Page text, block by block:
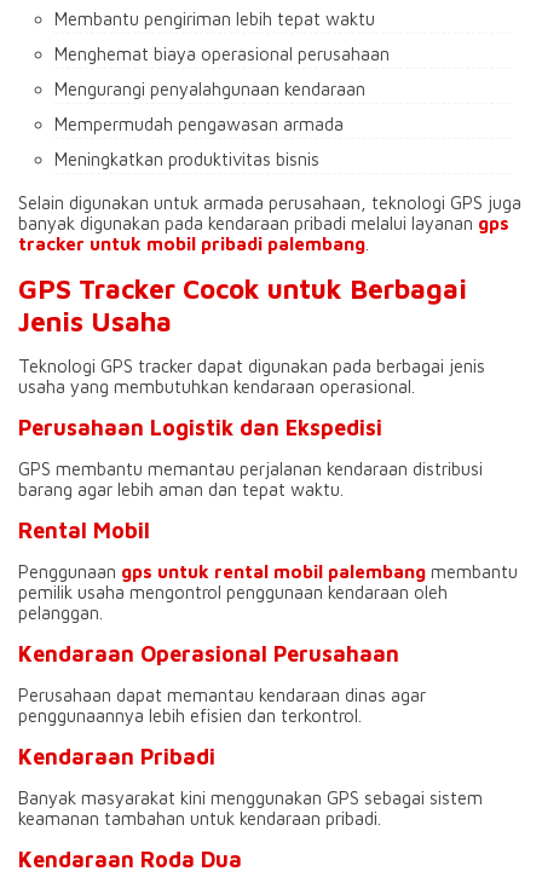
Membantu pengiriman lebih tepat waktu
Menghemat biaya operasional perusahaan
Mengurangi penyalahgunaan kendaraan
Mempermudah pengawasan armada
Meningkatkan produktivitas bisnis
Selain digunakan untuk armada perusahaan, teknologi GPS juga
banyak digunakan pada kendaraan pribadi melalui layanan gps
tracker untuk mobil pribadi palembang
GPS Tracker Cocok untuk Berbagai
Jenis Usaha
Teknologi GPS tracker dapat digunakan pada berbagai jenis
usaha yang membutuhkan kendaraan operasional.
Perusahaan Logistik dan Ekspedisi
GPS membantu memantau perjalanan kendaraan distribusi
barang agar lebih aman dan tepat waktu.
Rental Mobil
Penggunaan gps untuk rental mobil palembang membantu
pemilik usaha mengontrol penggunaan kendaraan oleh
pelanggan.
Kendaraan Operasional Perusahaan
Perusahaan dapat memantau kendaraan dinas agar
penggunaannya lebih efisien dan terkontrol.
Kendaraan Pribadi
Banyak masyarakat kini menggunakan GPS sebagai sistem
keamanan tambahan untuk kendaraan pribadi.
Kendaraan Roda Dua